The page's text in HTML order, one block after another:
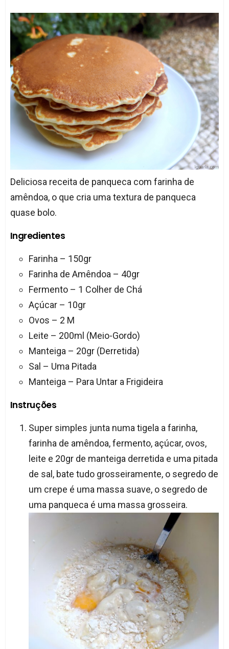
Deliciosa receita de panqueca com farinha de
amêndoa, o que cria uma textura de panqueca
quase bolo.
Ingredientes
Farinha – 150gr
Farinha de Amêndoa – 40gr
Fermento – 1 Colher de Chá
Açúcar – 10gr
Ovos – 2 M
Leite – 200ml (Meio-Gordo)
Manteiga – 20gr (Derretida)
Sal – Uma Pitada
Manteiga – Para Untar a Frigideira
Instruções
Super simples junta numa tigela a farinha,
farinha de amêndoa, fermento, açúcar, ovos,
leite e 20gr de manteiga derretida e uma pitada
de sal, bate tudo grosseiramente, o segredo de
um crepe é uma massa suave, o segredo de
uma panqueca é uma massa grosseira.